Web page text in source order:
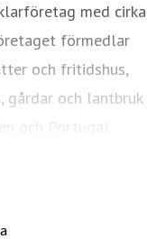
med cirka
förmedlar
och fritidshus,
gårdar och lantbruk
och Portugal.